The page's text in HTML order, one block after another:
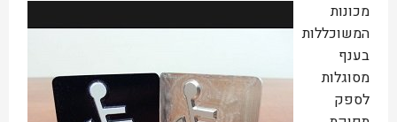
מכונות
המשוכללות
בענף
מסוגלות
לספק